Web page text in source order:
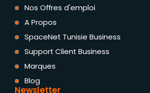
Nos Offres d'emploi
A Propos
SpaceNet Tunisie Business
Support Client Business
Marques
Blog
Newsletter